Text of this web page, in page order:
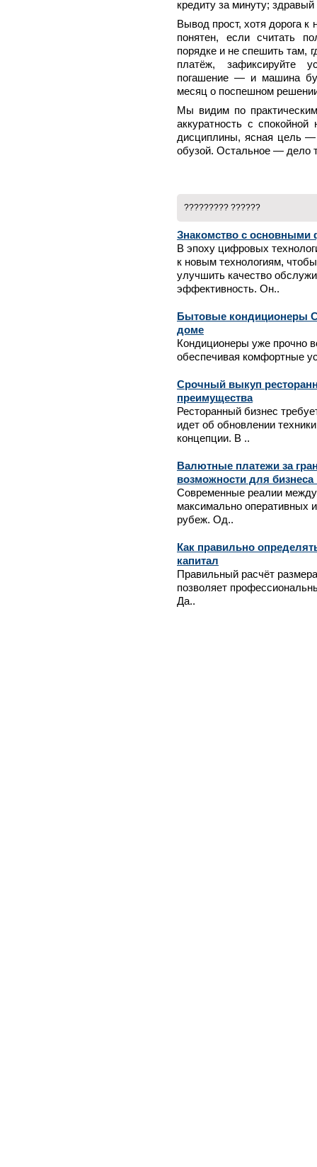
кредиту за минуту;
Вывод прост, хотя дорога к
понятен, если считать
порядке и не спешить там,
платёж, зафиксируйте
погашение — и машина
месяц о поспешном
Мы видим по
аккуратность с
дисциплины, ясная цель —
обузой. Остальное — дело
????????? ??????
Знакомство с основными
В эпоху цифровых
к новым технологиям,
улучшить качество
эффективность. Он..
Бытовые кондиционеры
доме
Кондиционеры уже прочно
обеспечивая комфортные
Срочный выкуп
преимущества
Ресторанный бизнес
идет об обновлении
концепции. В ..
Валютные платежи за
возможности для
Современные реалии
максимально оперативных
рубеж. Од..
Как правильно
капитал
Правильный расчёт
позволяет
Да..